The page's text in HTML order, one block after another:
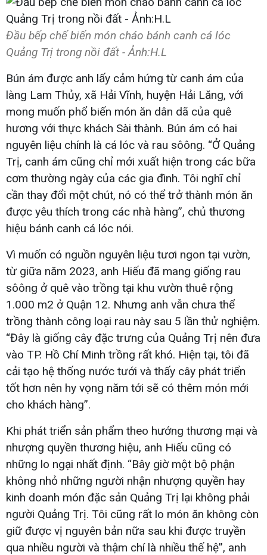
Đầu bếp chế biến món cháo bánh canh cá lóc
Quảng Trị trong nồi đất - Ảnh:H.L
Bún ám được anh lấy cảm hứng từ canh ám của
làng Lam Thủy, xã Hải Vĩnh, huyện Hải Lăng, với
mong muốn phổ biến món ăn dân dã của quê
hương với thực khách Sài thành. Bún ám có hai
nguyên liệu chính là cá lóc và rau sôông. “Ở Quảng
Trị, canh ám cũng chỉ mới xuất hiện trong các bữa
cơm thường ngày của các gia đình. Tôi nghĩ chỉ
cần thay đổi một chút, nó có thể trở thành món ăn
được yêu thích trong các nhà hàng”, chủ thương
hiệu bánh canh cá lóc nói.
Vì muốn có nguồn nguyên liệu tươi ngon tại vườn,
từ giữa năm 2023, anh Hiếu đã mang giống rau
sôông ở quê vào trồng tại khu vườn thuê rộng
1.000 m2 ở Quận 12. Nhưng anh vẫn chưa thể
trồng thành công loại rau này sau 5 lần thử nghiệm.
“Đây là giống cây đặc trưng của Quảng Trị nên đưa
vào TP. Hồ Chí Minh trồng rất khó. Hiện tại, tôi đã
cải tạo hệ thống nước tưới và thấy cây phát triển
tốt hơn nên hy vọng năm tới sẽ có thêm món mới
cho khách hàng”.
Khi phát triển sản phẩm theo hướng thương mại và
nhượng quyền thương hiệu, anh Hiếu cũng có
những lo ngại nhất định. “Bây giờ một bộ phận
không nhỏ những người nhận nhượng quyền hay
kinh doanh món đặc sản Quảng Trị lại không phải
người Quảng Trị. Tôi cũng rất lo món ăn không còn
giữ được vị nguyên bản nữa sau khi được truyền
qua nhiều người và thậm chí là nhiều thế hệ”, anh